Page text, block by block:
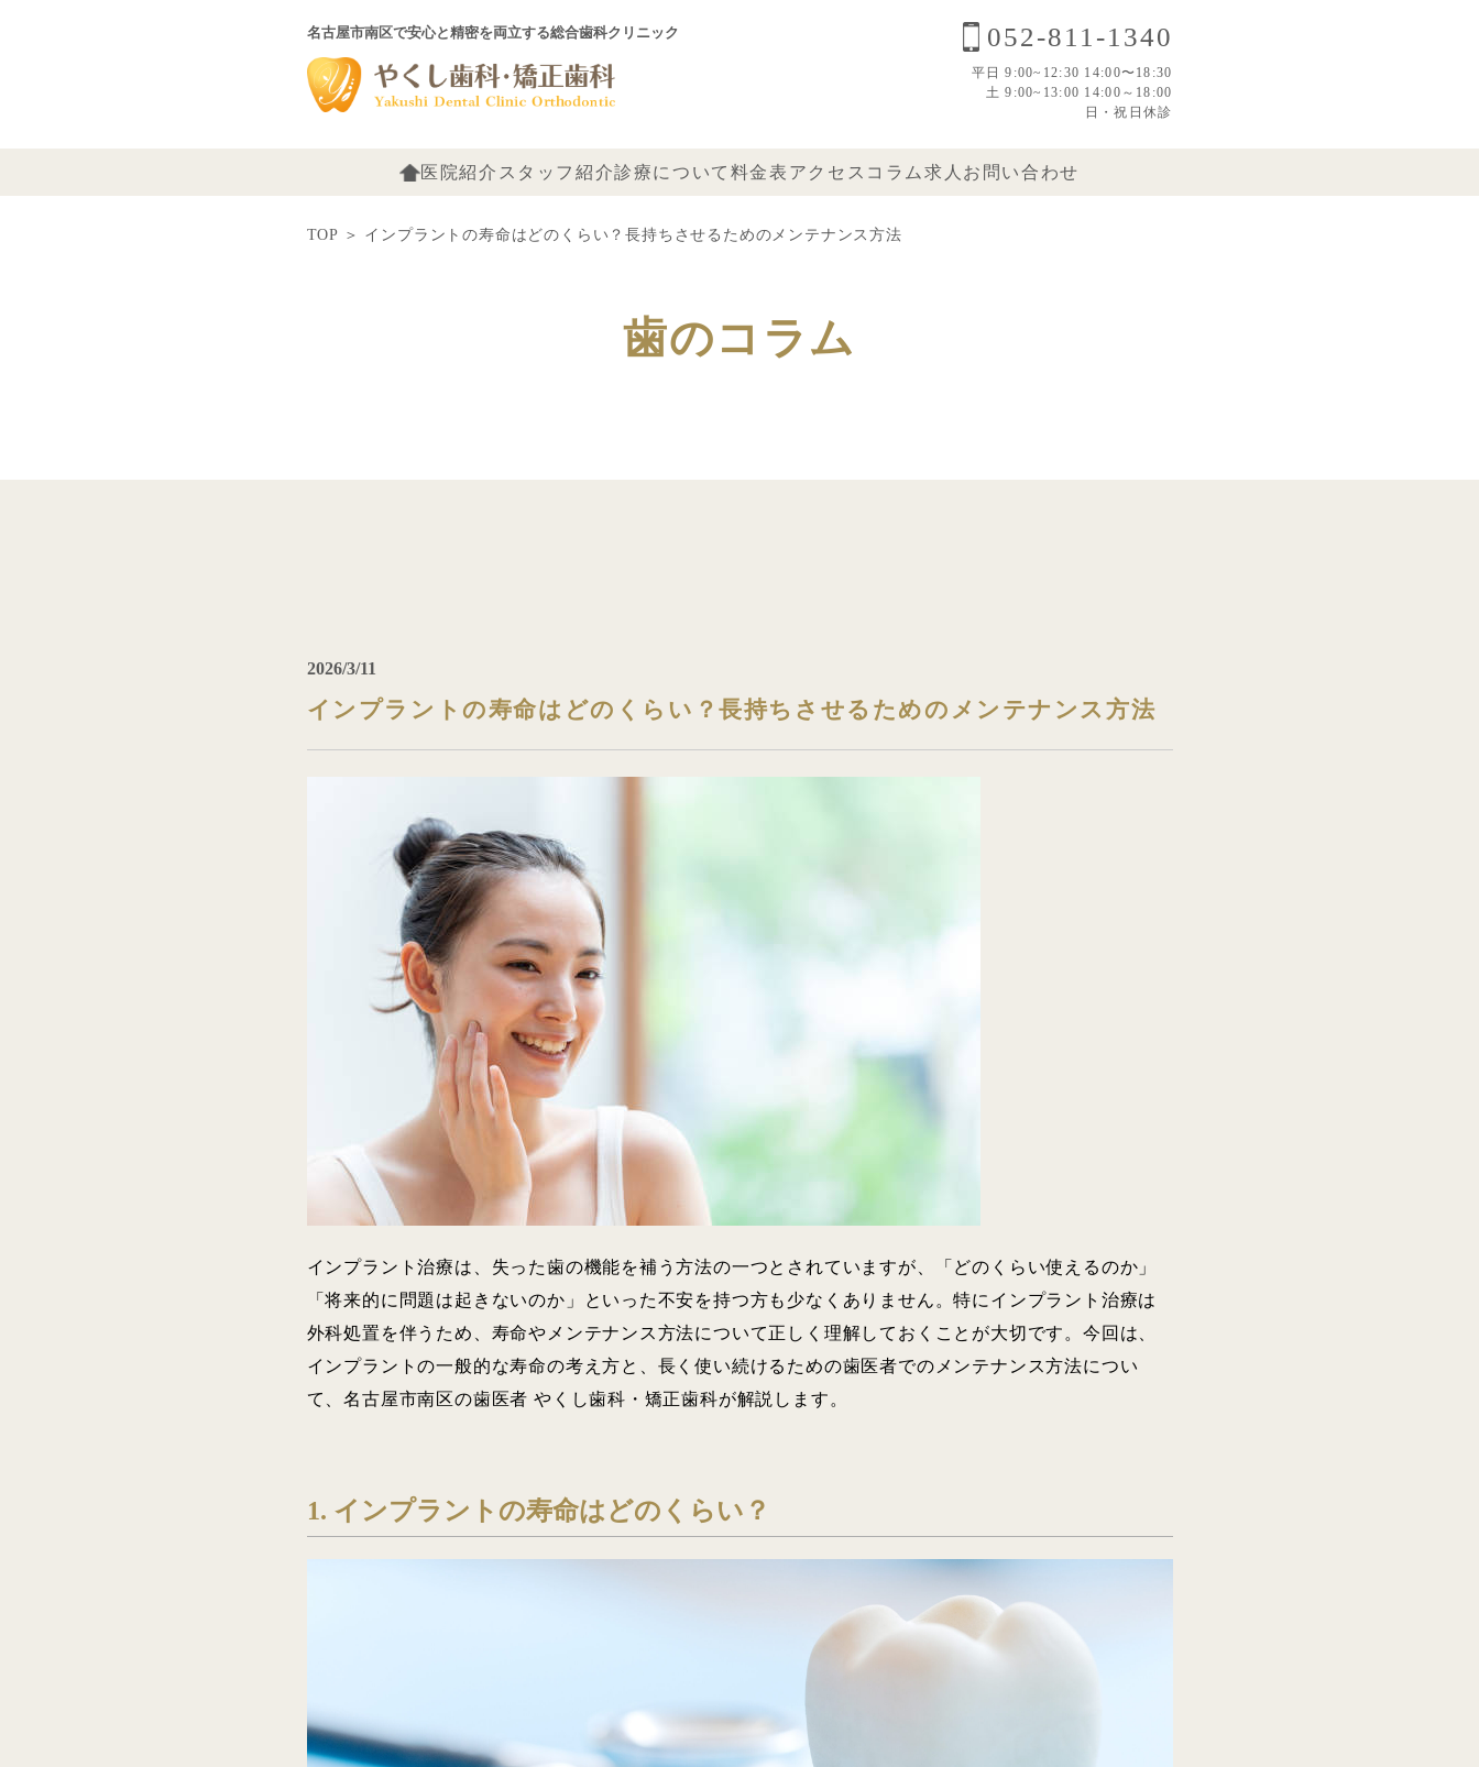
名古屋市南区で安心と精密を両立する総合歯科クリニック 052-811-1340
平日 9:00~12:30 14:00〜18:30
土 9:00~13:00 14:00～18:00
日・祝日休診
医院紹介 スタッフ紹介診療について 料金表 アクセス コラム 求人 お問い合わせ
TOP＞ インプラントの寿命はどのくらい？長持ちさせるためのメンテナンス方法
歯のコラム
2026/3/11
インプラントの寿命はどのくらい？長持ちさせるためのメンテナンス方法
インプラント治療は、失った歯の機能を補う方法の一つとされていますが、「どのくらい使えるのか」
「将来的に問題は起きないのか」といった不安を持つ方も少なくありません。特にインプラント治療は
外科処置を伴うため、寿命やメンテナンス方法について正しく理解しておくことが大切です。今回は、
インプラントの一般的な寿命の考え方と、長く使い続けるための歯医者でのメンテナンス方法につい
て、名古屋市南区の歯医者 やくし歯科・矯正歯科が解説します。
1. インプラントの寿命はどのくらい？